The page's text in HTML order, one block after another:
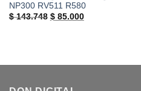
NP300 RV511 R580
$143.748 El
$85.000El